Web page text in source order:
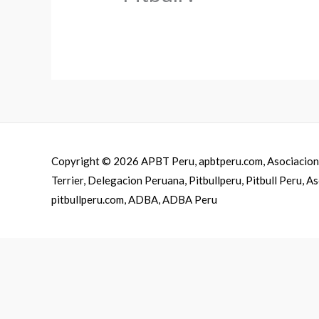
Copyright © 2026 APBT Peru, apbtperu.com,
Terrier, Delegacion Peruana, Pitbullperu, Pitbull Peru,
pitbullperu.com, ADBA, ADBA Peru